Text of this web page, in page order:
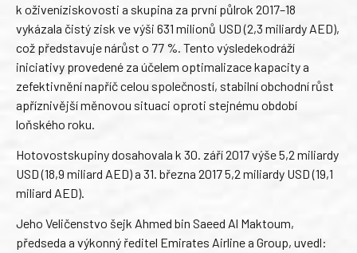
k oživeníziskovosti a skupina za první půlrok 2017–18
vykázala čistý zisk ve výši 631 milionů USD (2,3 miliardy AED),
což představuje nárůst o 77 %. Tento výsledekodráží
iniciativy provedené za účelem optimalizace kapacity a
zefektivnění napříč celou společností, stabilní obchodní růst
apříznivější měnovou situaci oproti stejnému období
loňského roku.
Hotovostskupiny dosahovala k 30. září 2017 výše 5,2 miliardy
USD (18,9 miliard AED) a 31. března 2017 5,2 miliardy USD (19,1
miliard AED).
Jeho Veličenstvo šejk Ahmed bin Saeed Al Maktoum,
předseda a výkonný ředitel Emirates Airline a Group, uvedl: